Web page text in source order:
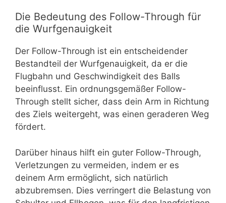
Die Bedeutung des Follow-Through für
die Wurfgenauigkeit
Der Follow-Through ist ein entscheidender
Bestandteil der Wurfgenauigkeit, da er die
Flugbahn und Geschwindigkeit des Balls
beeinflusst. Ein ordnungsgemäßer Follow-
Through stellt sicher, dass dein Arm in Richtung
des Ziels weitergeht, was einen geraderen Weg
fördert.
Darüber hinaus hilft ein guter Follow-Through,
Verletzungen zu vermeiden, indem er es
deinem Arm ermöglicht, sich natürlich
abzubremsen. Dies verringert die Belastung von